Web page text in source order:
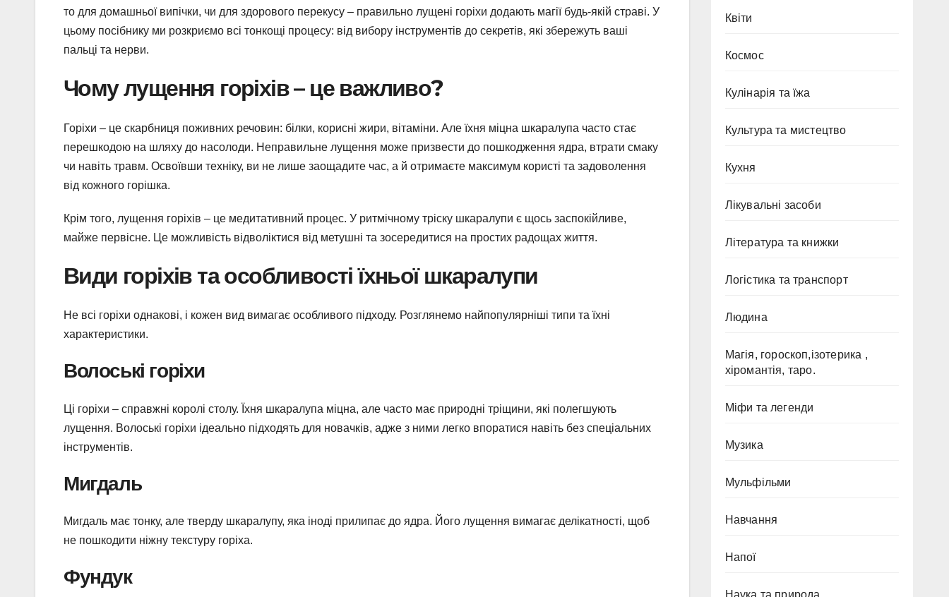
то для домашньої випічки, чи для здорового перекусу – правильно лущені горіхи додають магії будь-якій страві. У
цьому посібнику ми розкриємо всі тонкощі процесу: від вибору інструментів до секретів, які збережуть ваші
пальці та нерви.
Чому лущення горіхів – це важливо?
Горіхи – це скарбниця поживних речовин: білки, корисні жири, вітаміни. Але їхня міцна шкаралупа часто стає
перешкодою на шляху до насолоди. Неправильне лущення може призвести до пошкодження ядра, втрати смаку
чи навіть травм. Освоївши техніку, ви не лише заощадите час, а й отримаєте максимум користі та задоволення
від кожного горішка.
Крім того, лущення горіхів – це медитативний процес. У ритмічному тріску шкаралупи є щось заспокійливе,
майже первісне. Це можливість відволіктися від метушні та зосередитися на простих радощах життя.
Види горіхів та особливості їхньої шкаралупи
Не всі горіхи однакові, і кожен вид вимагає особливого підходу. Розглянемо найпопулярніші типи та їхні
характеристики.
Волоські горіхи
Ці горіхи – справжні королі столу. Їхня шкаралупа міцна, але часто має природні тріщини, які полегшують
лущення. Волоські горіхи ідеально підходять для новачків, адже з ними легко впоратися навіть без спеціальних
інструментів.
Мигдаль
Мигдаль має тонку, але тверду шкаралупу, яка іноді прилипає до ядра. Його лущення вимагає делікатності, щоб
не пошкодити ніжну текстуру горіха.
Фундук
Квіти
Космос
Кулінарія та їжа
Культура та мистецтво
Кухня
Лікувальні засоби
Література та книжки
Логістика та транспорт
Людина
Магія, гороскоп,ізотерика ,
хіромантія, таро.
Міфи та легенди
Музика
Мульфільми
Навчання
Напої
Наука та природа